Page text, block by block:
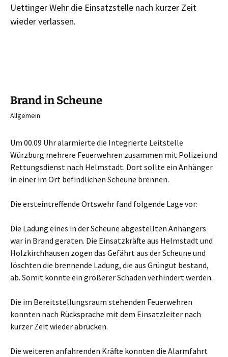
Uettinger Wehr die Einsatzstelle nach kurzer Zeit
wieder verlassen.
Brand in Scheune
Allgemein
Um 00.09 Uhr alarmierte die Integrierte Leitstelle
Würzburg mehrere Feuerwehren zusammen mit Polizei und
Rettungsdienst nach Helmstadt. Dort sollte ein Anhänger
in einer im Ort befindlichen Scheune brennen.
Die ersteintreffende Ortswehr fand folgende Lage vor:
Die Ladung eines in der Scheune abgestellten Anhängers
war in Brand geraten. Die Einsatzkräfte aus Helmstadt und
Holzkirchhausen zogen das Gefährt aus der Scheune und
löschten die brennende Ladung, die aus Grüngut bestand,
ab. Somit konnte ein größerer Schaden verhindert werden.
Die im Bereitstellungsraum stehenden Feuerwehren
konnten nach Rücksprache mit dem Einsatzleiter nach
kurzer Zeit wieder abrücken.
Die weiteren anfahrenden Kräfte konnten die Alarmfahrt